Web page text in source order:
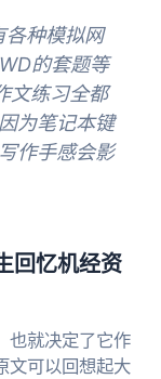
各种模拟网
的套题等
文练习全都
为笔记本键
作手感会影
回忆机经资
也就决定了它作
文可以回想起大